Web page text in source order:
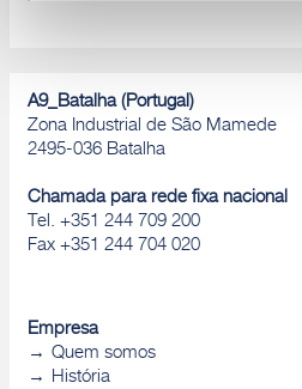
A9_Batalha (Portugal)
Zona Industrial de São Mamede
2495-036 Batalha
Chamada para rede fixa nacional
Tel. +351 244 709 200
Fax +351 244 704 020
Empresa
Quem somos
História